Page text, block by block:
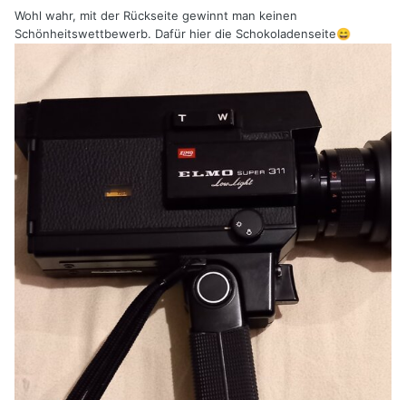
Wohl wahr, mit der Rückseite gewinnt man keinen
Schönheitswettbewerb. Dafür hier die Schokoladenseite😄